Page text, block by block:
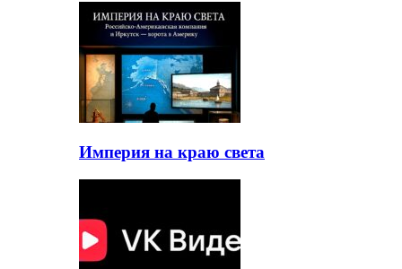
Империя на краю света